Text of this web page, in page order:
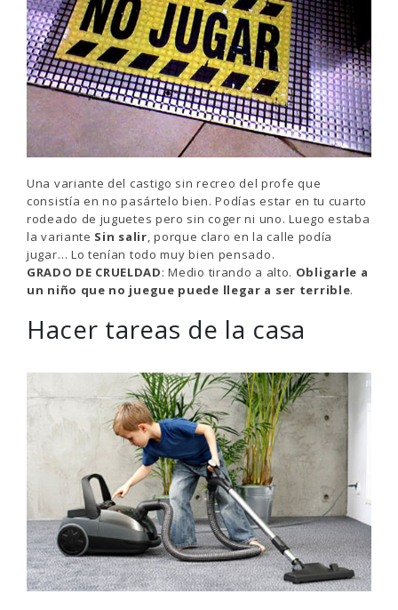
Una variante del castigo sin recreo del profe que
consistía en no pasártelo bien. Podías estar en tu cuarto
rodeado de juguetes pero sin coger ni uno. Luego estaba
la variante Sin salir, porque claro en la calle podía
jugar… Lo tenían todo muy bien pensado.
GRADO DE CRUELDAD: Medio tirando a alto. Obligarle a
un niño que no juegue puede llegar a ser terrible.
Hacer tareas de la casa